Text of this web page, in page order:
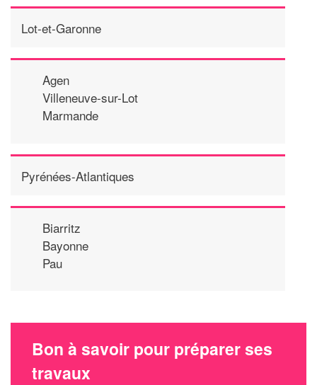
Lot-et-Garonne
Agen
Villeneuve-sur-Lot
Marmande
Pyrénées-Atlantiques
Biarritz
Bayonne
Pau
Bon à savoir pour préparer ses
travaux